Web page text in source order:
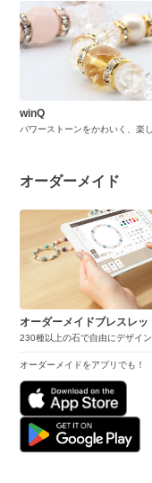
winQ
パワーストーンをかわいく、楽
オーダーメイド
オーダーメイドブレスレッ
230種以上の石で自由にデザイン
オーダーメイドをアプリでも！